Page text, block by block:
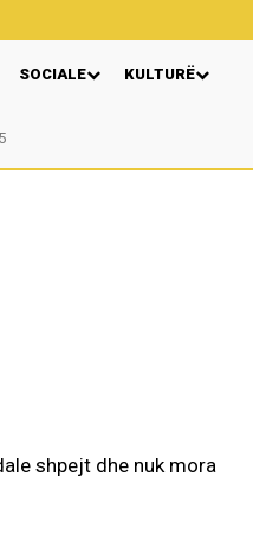
SOCIALE KULTURË
shpejt dhe nuk mora